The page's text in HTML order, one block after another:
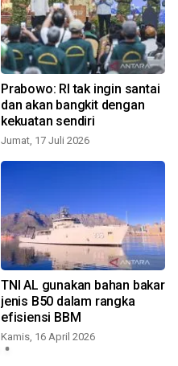
Prabowo: RI tak ingin santai
dan akan bangkit dengan
kekuatan sendiri
Jumat, 17 Juli 2026
TNI AL gunakan bahan bakar
jenis B50 dalam rangka
efisiensi BBM
Kamis, 16 April 2026